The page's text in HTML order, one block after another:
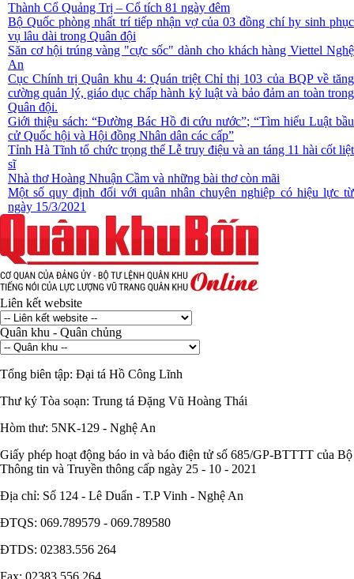
Thành Cổ Quảng Trị – Cổ tích 81 ngày đêm
Bộ Quốc phòng nhất trí tiếp nhận vợ của 03 đồng chí hy sinh phục
vụ lâu dài trong Quân đội
Săn cơ hội trúng vàng "cực sốc" dành cho khách hàng Viettel Nghệ
An
Cục Chính trị Quân khu 4: Quán triệt Chỉ thị 103 của BQP về tăng
cường quản lý, giáo dục chấp hành kỷ luật và bảo đảm an toàn trong
Quân đội.
Giới thiệu sách: “Đường Bác Hồ đi cứu nước”; “Tìm hiểu Luật bầu
cử Quốc hội và Hội đồng Nhân dân các cấp”
Tỉnh Hà Tĩnh tổ chức trọng thể Lễ truy điệu và an táng 11 hài cốt liệt
sĩ
Nhà thơ Hoàng Nhuận Cầm và những bài thơ còn mãi
Một số quy định đối với quân nhân chuyên nghiệp có hiệu lực từ
ngày 15/3/2021
Liên kết website
Quân khu - Quân chủng
Tổng biên tập: Đại tá Hồ Công Lĩnh
Thư ký Tòa soạn: Trung tá Đặng Vũ Hoàng Thái
Hòm thư: 5NK-129 - Nghệ An
Giấy phép hoạt động báo in và báo điện tử số 685/GP-BTTTT của Bộ
Thông tin và Truyền thông cấp ngày 25 - 10 - 2021
Địa chỉ: Số 124 - Lê Duẩn - T.P Vinh - Nghệ An
ĐTQS: 069.789579 - 069.789580
ĐTDS: 02383.556 264